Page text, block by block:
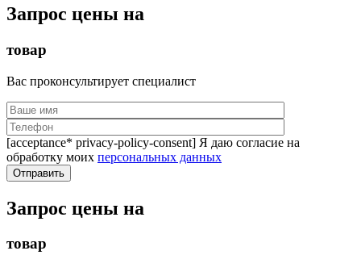
Запрос цены на
товар
Вас проконсультирует специалист
[acceptance* privacy-policy-consent] Я даю согласие на
обработку моих персональных данных
Запрос цены на
товар